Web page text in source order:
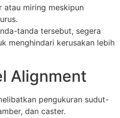
atau miring meskipun
tanda tersebut, segera
menghindari kerusakan lebih
Alignment
pengukuran sudut-
dan caster.